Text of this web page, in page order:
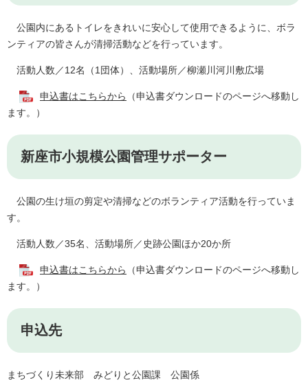
公園内にあるトイレをきれいに安心して使用できるように、ボラ
ンティアの皆さんが清掃活動などを行っています。
活動人数／12名（1団体）、活動場所／柳瀬川河川敷広場
申込書はこちらから
（申込書ダウンロードのページへ移動し
ます。）
新座市小規模公園管理サポーター
公園の生け垣の剪定や清掃などのボランティア活動を行っていま
す。
活動人数／35名、活動場所／史跡公園ほか20か所
申込書はこちらから
（申込書ダウンロードのページへ移動し
ます。）
申込先
まちづくり未来部 みどりと公園課 公園係